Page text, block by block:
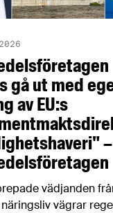
gå ut med
av EU:s
–
vädjanden
vägrar